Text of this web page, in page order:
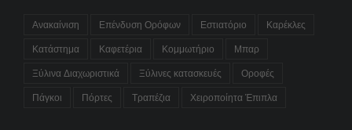
Ανακαίνιση Επένδυση Ορόφων Εστιατόριο Καρέκλες
Κατάστημα Καφετέρια Κομμωτήριο Μπαρ
Ξύλινα Διαχωριστικά Ξύλινες κατασκευές Οροφές
Πάγκοι Πόρτες Τραπέζια Χειροποίητα Έπιπλα